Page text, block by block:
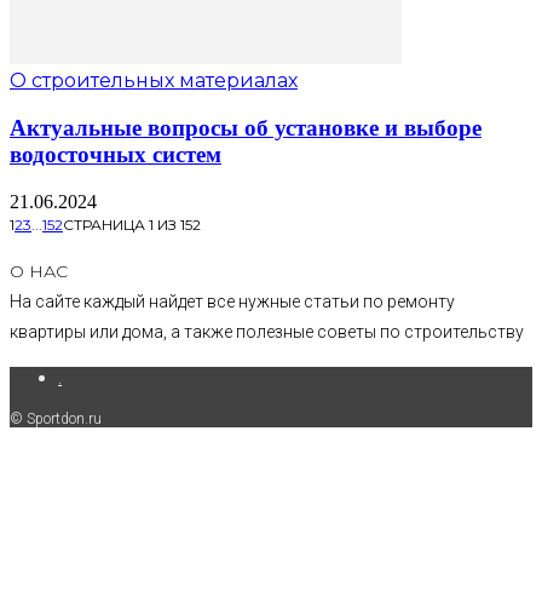
О строительных материалах
Актуальные вопросы об установке и выборе
водосточных систем
21.06.2024
123 152СТРАНИЦА 1 ИЗ 152
О НАС
На сайте каждый найдет все нужные статьи по ремонту
квартиры или дома, а также полезные советы по строительству
.
© Sportdon.ru